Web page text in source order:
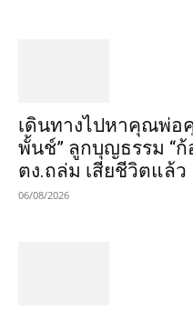
เดินทางไปหาคุณพ่อ
พั้นช์” ลูกบุญธรรม “ก้
ตง.ถล่ม เสียชีวิตแล้ว
06/08/2026